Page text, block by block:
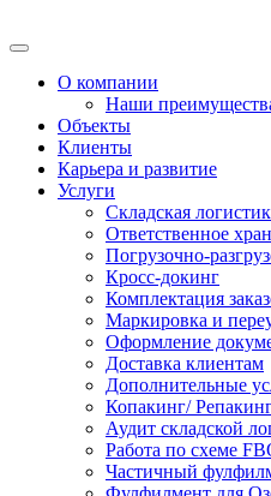
О компании
Наши
Объекты
Клиенты
Карьера и развитие
Услуги
Складская
Ответственное
Погрузочно-
Кросс-докинг
Комплектация
Маркировка и
Оформление
Доставка клиентам
Дополнительные
Копакинг/
Аудит складской
Работа по схеме
Частичный